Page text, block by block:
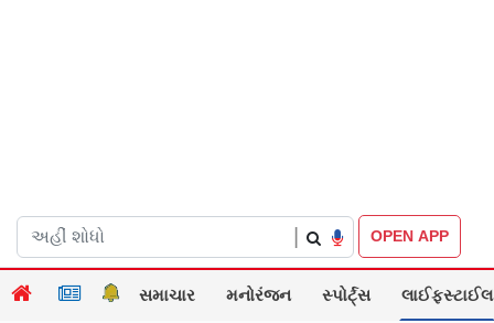
OPEN APP
સમાચાર મનોરંજન સ્પોર્ટ્સ લાઈફસ્ટાઈલ